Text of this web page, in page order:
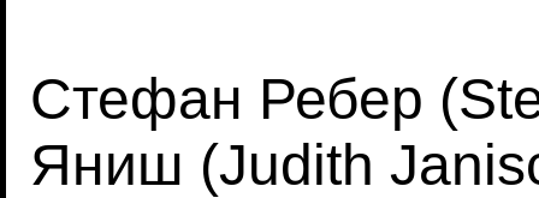
Стефан Ребер
Яниш (Judith